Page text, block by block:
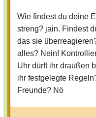
Wie findest du deine
streng? jain. Findest
das sie
alles? Nein!
Uhr dürft ihr draußen
ihr festgelegte
Freunde? Nö